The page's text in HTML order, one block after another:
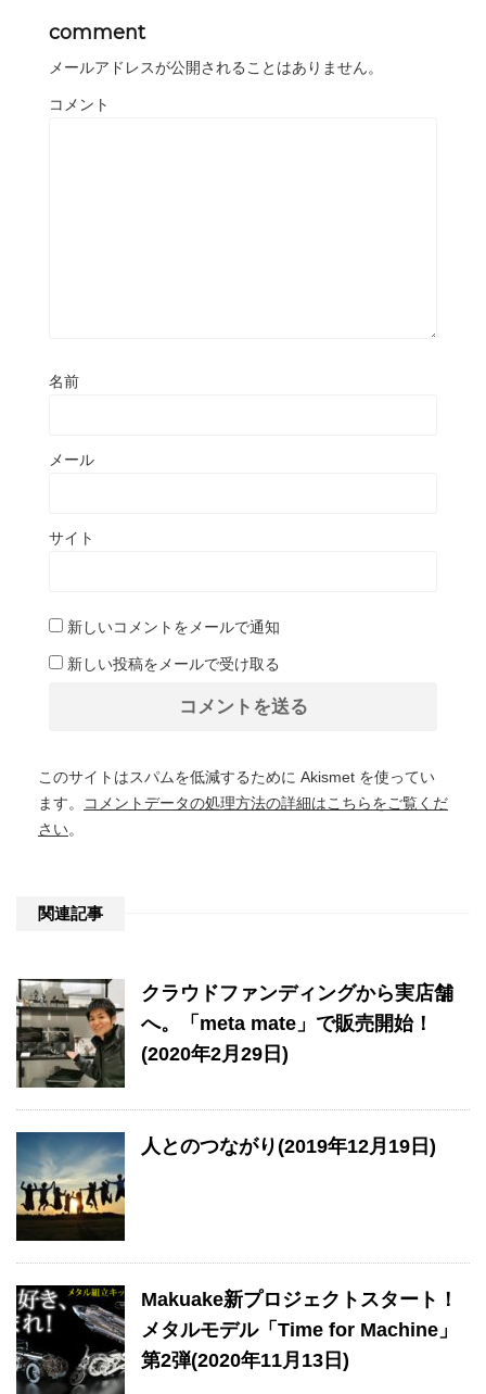
comment
メールアドレスが公開されることはありません。
コメント
名前
メール
サイト
新しいコメントをメールで通知
新しい投稿をメールで受け取る
このサイトはスパムを低減するために Akismet を使ってい
ます。
コメントデータの処理方法の詳細はこちらをご覧くだ
さい。
関連記事
クラウドファンディングから実店舗
へ。「meta mate」で販売開始！
(2020年2月29日)
人とのつながり(2019年12月19日)
Makuake新プロジェクトスタート！
メタルモデル「Time for Machine」
第2弾(2020年11月13日)